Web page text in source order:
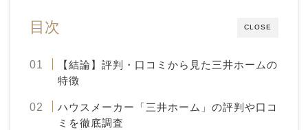
CLOSE
目次
【結論】評判・口コミから見た三井ホームの
特徴
ハウスメーカー「三井ホーム」の評判や口コ
ミを徹底調査